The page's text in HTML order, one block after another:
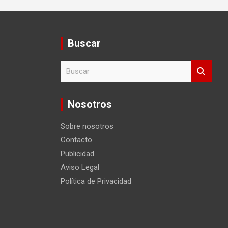
Buscar
c
Nosotros
Sobre nosotros
Contacto
Publicidad
Aviso Legal
Política de Privacidad